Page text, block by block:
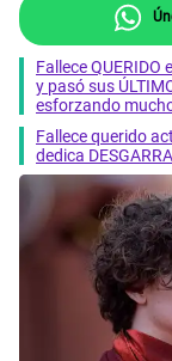
Fallece
y pasó sus
esforzando
Fallece querido
dedica